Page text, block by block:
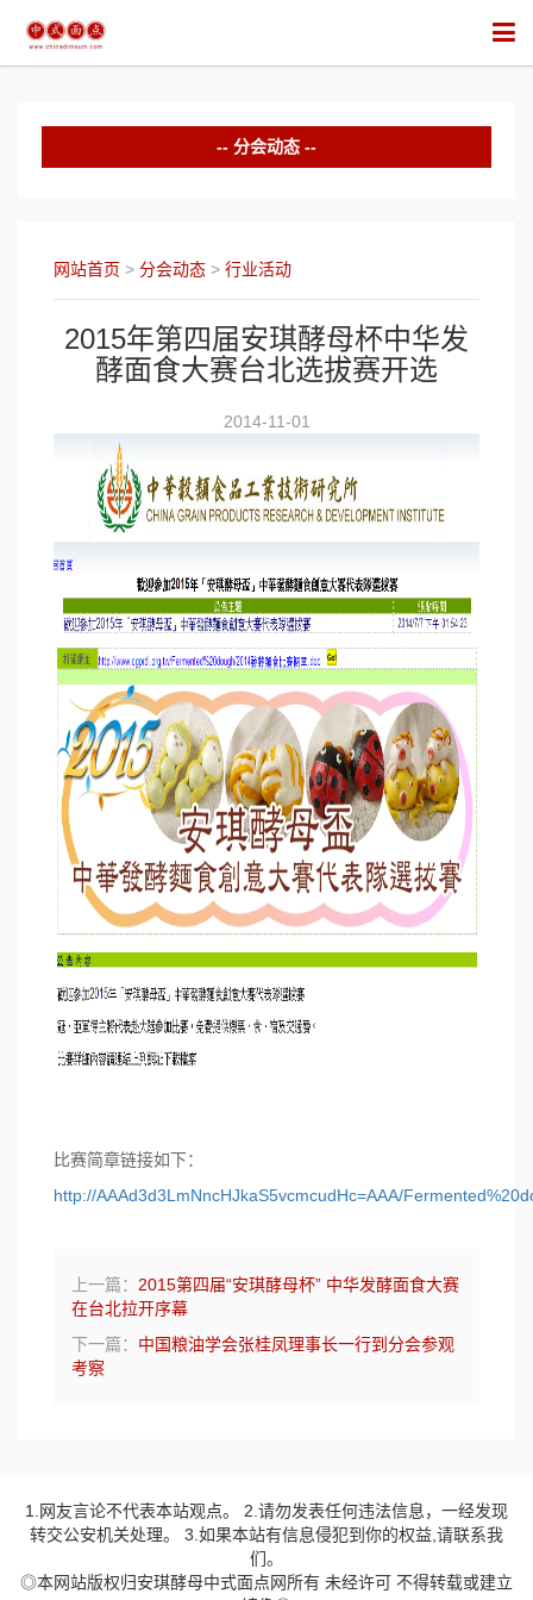
分会动态
行业竞赛
网站首页 > 分会动态 > 行业活动
2015年第四届安琪酵母杯中华发
酵面食大赛台北选拔赛开选
2014-11-01
比赛简章链接如下：
http://AAAd3d3LmNncHJkaS5vcmcudHc=AAA/
上一篇： 2015第四届“安琪酵母杯” 中华发酵面食大赛
在台北拉开序幕
下一篇： 中国粮油学会张桂凤理事长一行到分会参观
考察
1.网友言论不代表本站观点。 2.请勿发表任何违法信息，一经发现
转交公安机关处理。 3.如果本站有信息侵犯到你的权益,请联系我
们。
◎本网站版权归安琪酵母中式面点网所有 未经许可 不得转载或建立